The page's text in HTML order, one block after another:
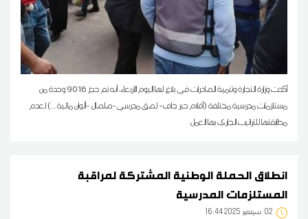
أكدت وزارة التجارة وتنمية الصادرات في بلاغ لها اليوم الأربعاء، أنه تم حجز 9016 وحدة من
مستلزمات مدرسية مختلفة (أقلام حبر جاف- لصق مدرسي-صلصال -ألوان مائية...) لعدم
مطابقتها للتراتيب الجاري بها العمل
انطلاق الحملة الوطنية المشتركة لمراقبة
المستلزمات المدرسية
02 16:44 2025 سبتمبر